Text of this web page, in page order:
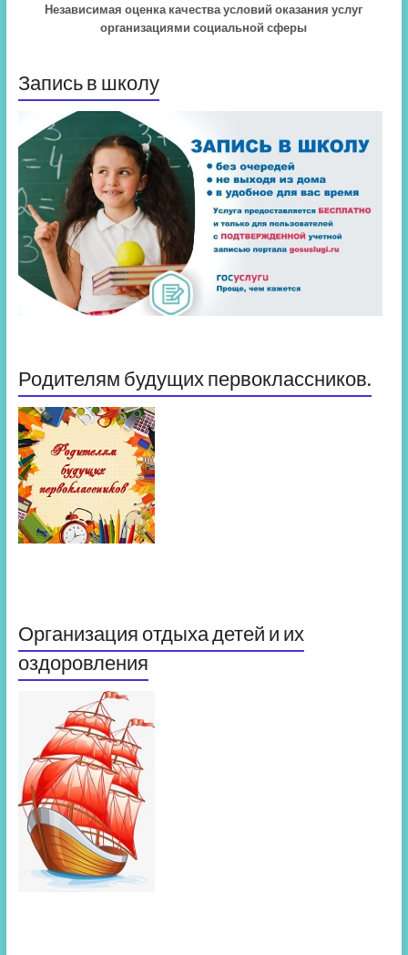
Независимая оценка качества условий оказания услуг
организациями социальной сферы
Запись в школу
Родителям будущих первоклассников.
Организация отдыха детей и их
оздоровления